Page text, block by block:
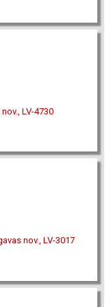
LV-4730
nov., LV-3017